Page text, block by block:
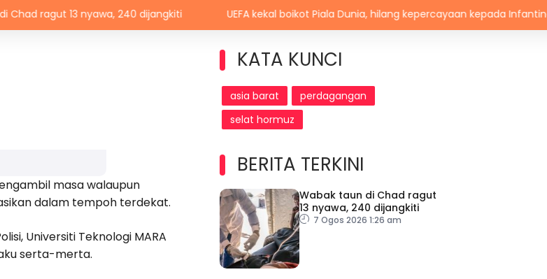
13 nyawa, 240 dijangkiti UEFA kekal boikot Piala Dunia, hilang kepercayaan kepada Infantino
masa walaupun
dalam tempoh terdekat.
Universiti Teknologi MARA
serta-merta.
KATA KUNCI
asia barat
perdagangan
selat hormuz
BERITA TERKINI
Wabak taun di Chad ragut
13 nyawa, 240 dijangkiti
7 Ogos 2026 1:26 am